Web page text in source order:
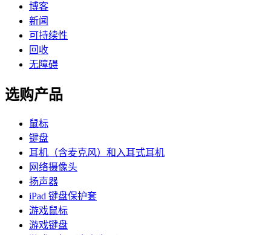
博客
新闻
可持续性
回收
无障碍
选购产品
鼠标
键盘
耳机（含麦克风）和入耳式耳机
网络摄像头
扬声器
iPad 键盘保护套
游戏鼠标
游戏键盘